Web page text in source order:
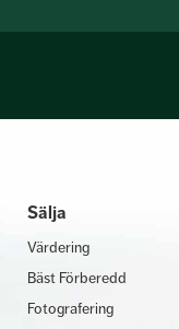
Sälja
Värdering
Bäst Förberedd
Fotografering